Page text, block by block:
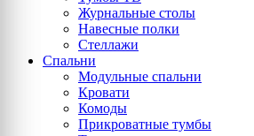
Журнальные столы
Навесные полки
Стеллажи
Спальни
Модульные спальни
Кровати
Комоды
Прикроватные тумбы